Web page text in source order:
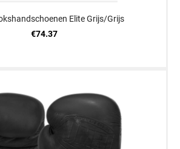
Elite Grijs/Grijs
€74.37